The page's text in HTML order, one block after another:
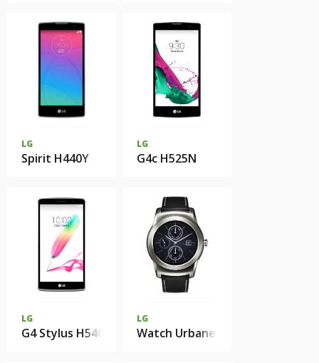
LG
Spirit H440Y
LG
G4c H525N
LG
G4 Stylus H540F
LG
Watch Urbane W150